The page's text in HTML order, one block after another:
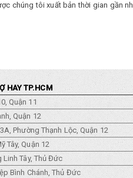
chúng tôi xuất bản thời gian gần
HAY TP.HCM
Quận 11
Quận 12
Phường Thạnh Lộc, Quận 12
Tây, Quận 12
Linh Tây, Thủ Đức
Bình Chánh, Thủ Đức